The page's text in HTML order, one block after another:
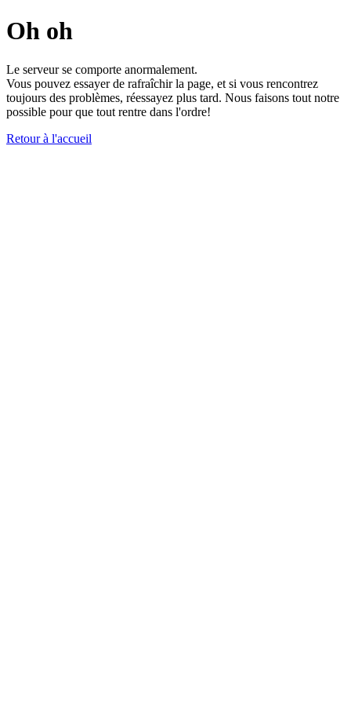
Oh oh
Le serveur se comporte anormalement.
Vous pouvez essayer de rafraîchir la page, et si vous rencontrez
toujours des problèmes, réessayez plus tard. Nous faisons tout notre
possible pour que tout rentre dans l'ordre!
Retour à l'accueil